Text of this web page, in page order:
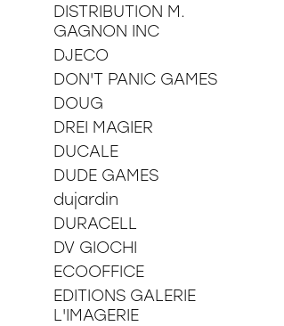
DISTRIBUTION M.
GAGNON INC
DJECO
DON'T PANIC GAMES
DOUG
DREI MAGIER
DUCALE
DUDE GAMES
dujardin
DURACELL
DV GIOCHI
ECOOFFICE
EDITIONS GALERIE
L'IMAGERIE